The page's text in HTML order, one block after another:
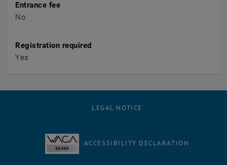
Entrance fee
No
Registration required
Yes
LEGAL NOTICE
ACCESSIBILITY DECLARATION